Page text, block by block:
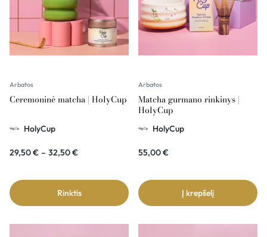
Arbatos
Ceremoninė matcha | HolyCup
HolyCup
29,50€ – 32,50€
Rinktis
Arbatos
Matcha gurmano rinkinys |
HolyCup
HolyCup
55,00€
Į krepšelį